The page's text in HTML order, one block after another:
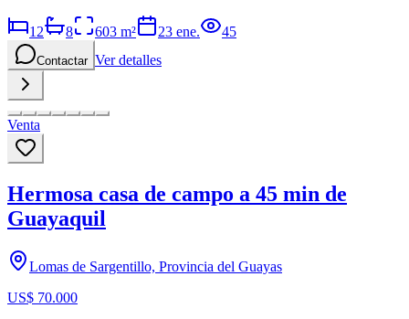
12 8 603 m² 23 ene. 45
Contactar Ver detalles
Venta
Hermosa casa de campo a 45 min de
Guayaquil
Lomas de Sargentillo, Provincia del Guayas
US$ 70.000